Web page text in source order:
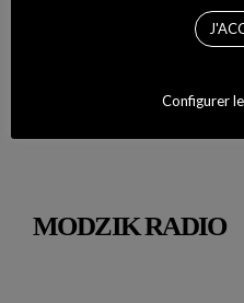
DIGITAL COVER –
MODZIK RADIO
Configurer